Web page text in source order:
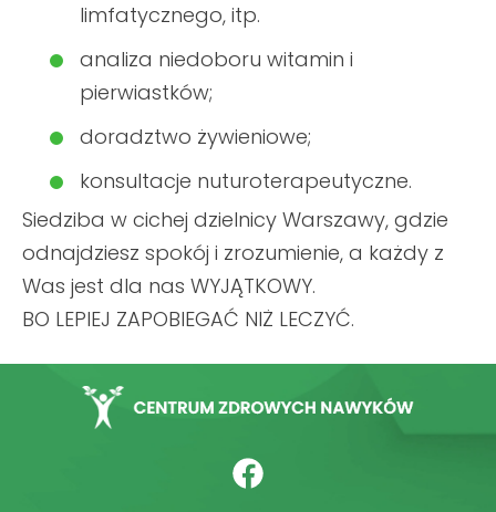
limfatycznego, itp.
analiza niedoboru witamin i
pierwiastków;
doradztwo żywieniowe;
konsultacje nuturoterapeutyczne.
Siedziba w cichej dzielnicy Warszawy, gdzie
odnajdziesz spokój i zrozumienie, a każdy z
Was jest dla nas WYJĄTKOWY.
BO LEPIEJ ZAPOBIEGAĆ NIŻ LECZYĆ.